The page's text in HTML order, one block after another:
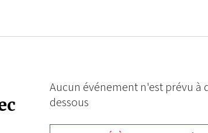
Aucun événement n'est prévu à
dessous